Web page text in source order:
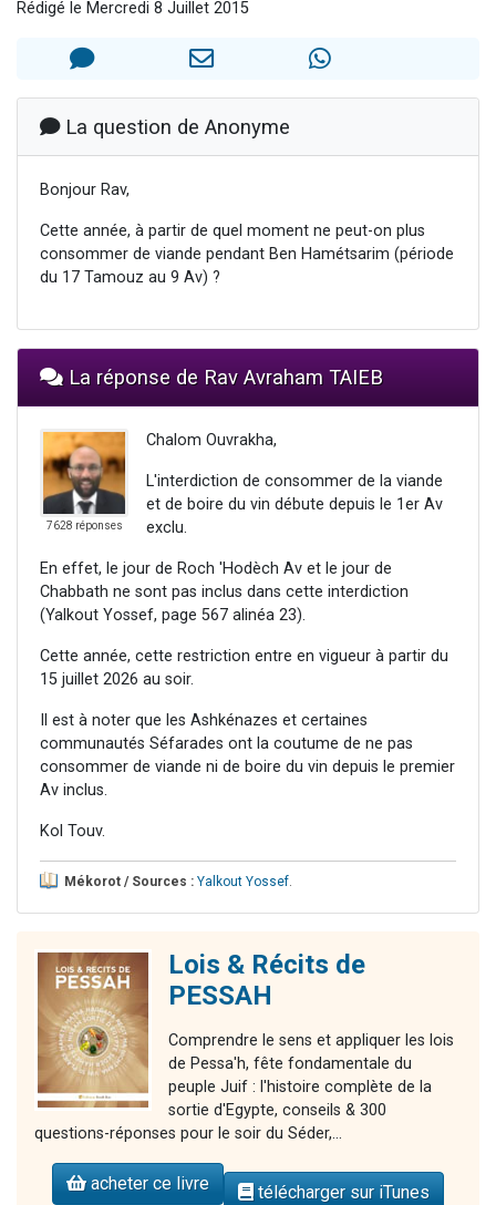
12 nouvelles musiques dans Torah-Box Music
2 personnes viennent de nous rejoindre sur WhatsApp
Rédigé le Mercredi 8 Juillet 2015
La question de Anonyme
Bonjour Rav,
Cette année, à partir de quel moment ne peut-on plus
consommer de viande pendant Ben Hamétsarim (période
du 17 Tamouz au 9 Av) ?
La réponse de Rav Avraham TAIEB
7628 réponses
Chalom Ouvrakha,
L'interdiction de consommer de la viande
et de boire du vin débute depuis le 1er Av
exclu.
En effet, le jour de Roch 'Hodèch Av et le jour de
Chabbath ne sont pas inclus dans cette interdiction
(Yalkout Yossef, page 567 alinéa 23).
Cette année, cette restriction entre en vigueur à partir du
15 juillet 2026 au soir.
Il est à noter que les Ashkénazes et certaines
communautés Séfarades ont la coutume de ne pas
consommer de viande ni de boire du vin depuis le premier
Av inclus.
Kol Touv.
Mékorot / Sources : Yalkout Yossef.
Lois & Récits de
PESSAH
Comprendre le sens et appliquer les lois
de Pessa'h, fête fondamentale du
peuple Juif : l'histoire complète de la
sortie d'Egypte, conseils & 300
questions-réponses pour le soir du Séder,...
acheter ce livre télécharger sur iTunes